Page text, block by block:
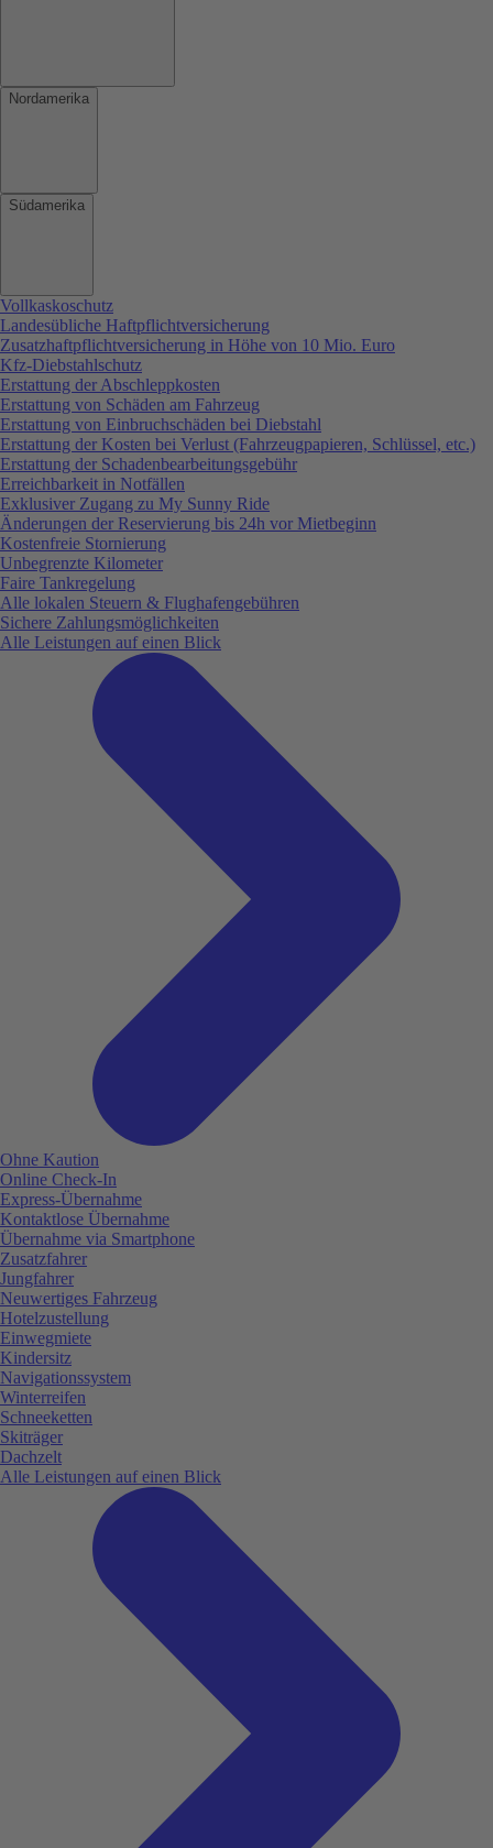
Nordamerika
Südamerika
Vollkaskoschutz
Landesübliche Haftpflichtversicherung
Zusatzhaftpflichtversicherung in Höhe von 10 Mio. Euro
Kfz-Diebstahlschutz
Erstattung der Abschleppkosten
Erstattung von Schäden am Fahrzeug
Erstattung von Einbruchschäden bei Diebstahl
Erstattung der Kosten bei Verlust (Fahrzeugpapieren, Schlüssel, etc.)
Erstattung der Schadenbearbeitungsgebühr
Erreichbarkeit in Notfällen
Exklusiver Zugang zu My Sunny Ride
Änderungen der Reservierung bis 24h vor Mietbeginn
Kostenfreie Stornierung
Unbegrenzte Kilometer
Faire Tankregelung
Alle lokalen Steuern & Flughafengebühren
Sichere Zahlungsmöglichkeiten
Alle Leistungen auf einen Blick
Ohne Kaution
Online Check-In
Express-Übernahme
Kontaktlose Übernahme
Übernahme via Smartphone
Zusatzfahrer
Jungfahrer
Neuwertiges Fahrzeug
Hotelzustellung
Einwegmiete
Kindersitz
Navigationssystem
Winterreifen
Schneeketten
Skiträger
Dachzelt
Alle Leistungen auf einen Blick